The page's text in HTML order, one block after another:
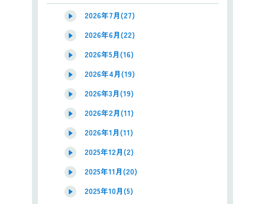
2026年7月(27)
2026年6月(22)
2026年5月(16)
2026年4月(19)
2026年3月(19)
2026年2月(11)
2026年1月(11)
2025年12月(2)
2025年11月(20)
2025年10月(5)